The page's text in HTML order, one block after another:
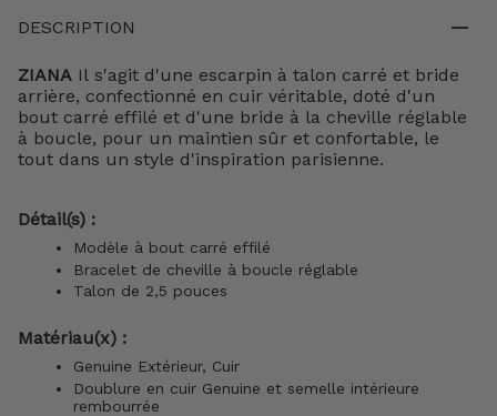
DESCRIPTION
ZIANA Il s'agit d'une escarpin à talon carré et bride
arrière, confectionné en cuir véritable, doté d'un
bout carré effilé et d'une bride à la cheville réglable
à boucle, pour un maintien sûr et confortable, le
tout dans un style d'inspiration parisienne.
Détail(s) :
Modèle à bout carré effilé
Bracelet de cheville à boucle réglable
Talon de 2,5 pouces
Matériau(x) :
Genuine Extérieur, Cuir
Doublure en cuir Genuine et semelle intérieure
rembourrée